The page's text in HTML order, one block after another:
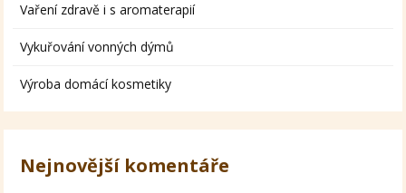
Vaření zdravě i s aromaterapií
Vykuřování vonných dýmů
Výroba domácí kosmetiky
Nejnovější komentáře